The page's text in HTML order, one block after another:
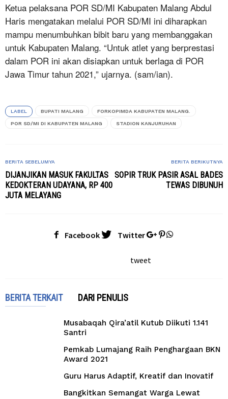
Ketua pelaksana POR SD/MI Kabupaten Malang Abdul
Haris mengatakan melalui POR SD/MI ini diharapkan
mampu menumbuhkan bibit baru yang membanggakan
untuk Kabupaten Malang. “Untuk atlet yang berprestasi
dalam POR ini akan disiapkan untuk berlaga di POR
Jawa Timur tahun 2021,” ujarnya. (sam/ian).
LABEL BUPATI MALANG FORKOPIMDA KABUPATEN MALANG.
POR SD/MI DI KABUPATEN MALANG STADION KANJURUHAN
BERITA SEBELUMYA
DIJANJIKAN MASUK FAKULTAS
KEDOKTERAN UDAYANA, RP 400
JUTA MELAYANG
BERITA BERIKUTNYA
SOPIR TRUK PASIR ASAL BADES
TEWAS DIBUNUH
Facebook Twitter
tweet
BERITA TERKAIT DARI PENULIS
Musabaqah Qira’atil Kutub Diikuti 1.141
Santri
Pemkab Lumajang Raih Penghargaan BKN
Award 2021
Guru Harus Adaptif, Kreatif dan Inovatif
Bangkitkan Semangat Warga Lewat